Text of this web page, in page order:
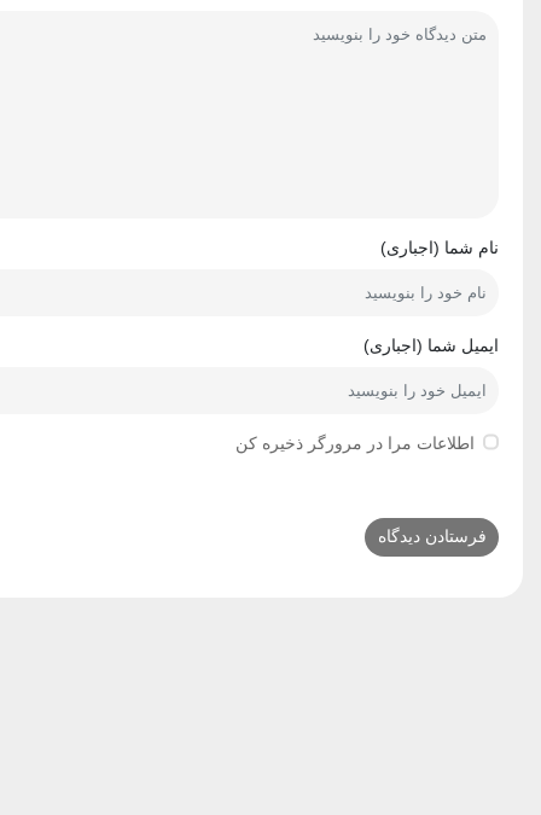
نام شما (اجباری)
ایمیل شما (اجباری)
اطلاعات مرا در مرورگر ذخیره کن